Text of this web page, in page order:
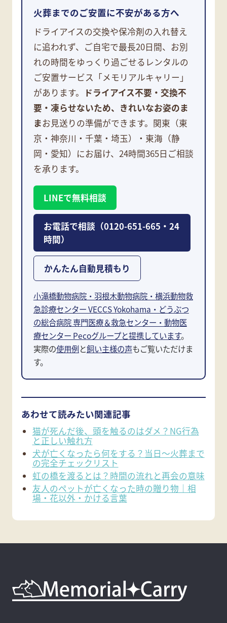
火葬までのご安置に不安がある方へ
ドライアイスの交換や保冷剤の入れ替え
に追われず、ご自宅で最長20日間、お別
れの時間をゆっくり過ごせるレンタルの
ご安置サービス「メモリアルキャリー」
があります。
ドライアイス不要・交換不
要・凍らせないため、きれいなお姿のま
まお見送りの準備ができます。関東（東
京・神奈川・千葉・埼玉）・東海（静
岡・愛知）にお届け、24時間365日ご相談
を承ります。
LINEで無料相談
お電話で相談（0120-651-665・24
時間）
かんたん自動見積もり
小滝橋動物病院・羽根木動物病院・横浜動物救
急診療センター VECCS Yokohama・どうぶつ
の総合病院 専門医療＆救急センター・動物医
療センター Pecoグループと提携しています。
実際の使用例と飼い主様の声もご覧いただけま
す。
あわせて読みたい関連記事
猫が死んだ後、頭を触るのはダメ？NG行為
と正しい触れ方
犬が亡くなったら何をする？当日〜火葬まで
の完全チェックリスト
虹の橋を渡るとは？時間の流れと再会の意味
友人のペットが亡くなった時の贈り物｜相
場・花以外・かける言葉